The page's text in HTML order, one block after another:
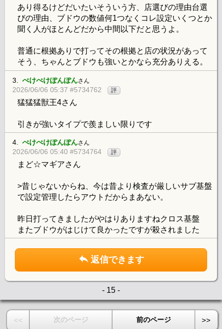
あり得るけどだいたいそういう方、店選びの理由台選
びの理由、ブドウの数値何1つなくコレ設定いくつとか
聞く人がほとんどだから中間以下だと思うよ。
普通に根拠ありで打ってその根拠と店の状況があって
そう、ちゃんとブドウも強いとかなら充分ありえる。
3. ぺけぺけぽんぽんさん
2026/06/06 05:37 #5734762 評
猛猛猛獣王4さん
引きが強いタイプで羨ましい限りです
4. ぺけぺけぽんぽんさん
2026/06/06 05:40 #5734764 評
まど☆マギアさん
>昔じゃないからね、今は昔より検査が厳しいサブ基盤
で設定管理したらアウトだからまあない。
昨日打ってきましたがやはりありますねクロス基盤
またブドウがはじけて良かったですが殺されました
返信できます
- 15 -
<< 次のページ 前のページ >>